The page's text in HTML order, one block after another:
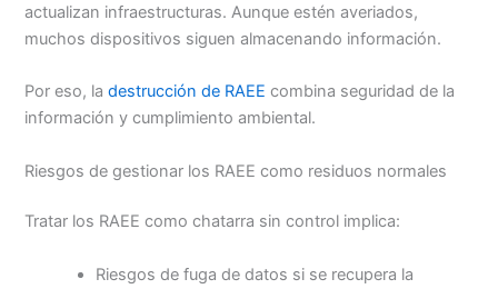
actualizan infraestructuras. Aunque estén averiados,
muchos dispositivos siguen almacenando información.
Por eso, ladestrucción de RAEE combina seguridad de la
información y cumplimiento ambiental.
Riesgos de gestionar los RAEE como residuos normales
Tratar los RAEE como chatarra sin control implica:
Riesgos de fuga de datos si se recupera la